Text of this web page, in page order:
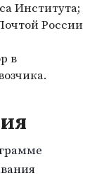
Института;
России
в